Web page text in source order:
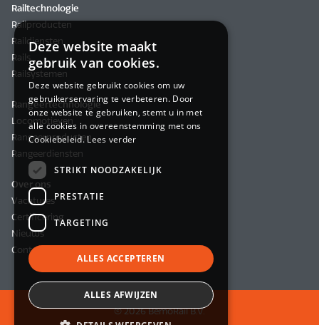
Railtechnologie
Railproducten
Raildiensten
Rails
Railsystemen
Rangeertechnologie
Locomotieven
Rangeerproducten
Rangeerdiensten
Over ons
Vacatures
Certificering
Nieuws
Contact
© 2026 BemoRail B.V.
Deze website maakt
gebruik van cookies.
Deze website gebruikt cookies om uw
gebruikerservaring te verbeteren. Door
onze website te gebruiken, stemt u in met
alle cookies in overeenstemming met ons
Cookiebeleid.Lees verder
STRIKT NOODZAKELIJK
PRESTATIE
TARGETING
ALLES ACCEPTEREN
ALLES AFWIJZEN